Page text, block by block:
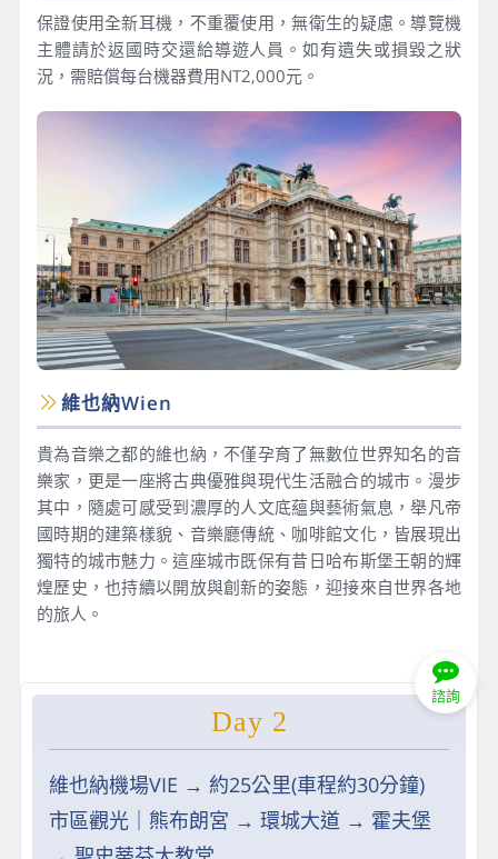
保證使用全新耳機，不重覆使用，無衛生的疑慮。導覽機
主體請於返國時交還給導遊人員。如有遺失或損毀之狀
況，需賠償每台機器費用NT2,000元。
維也納Wien
貴為音樂之都的維也納，不僅孕育了無數位世界知名的音
樂家，更是一座將古典優雅與現代生活融合的城市。漫步
其中，隨處可感受到濃厚的人文底蘊與藝術氣息，舉凡帝
國時期的建築樣貌、音樂廳傳統、咖啡館文化，皆展現出
獨特的城市魅力。這座城市既保有昔日哈布斯堡王朝的輝
煌歷史，也持續以開放與創新的姿態，迎接來自世界各地
的旅人。
Day 2
維也納機場VIE → 約25公里(車程約30分鐘)
市區觀光｜熊布朗宮 → 環城大道 → 霍夫堡
諮詢